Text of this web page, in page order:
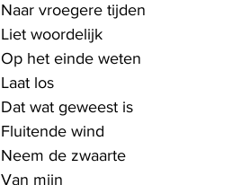
Naar vroegere tijden
Liet woordelijk
Op het einde weten
Laat los
Dat wat geweest is
Fluitende wind
Neem de zwaarte
Van mijn